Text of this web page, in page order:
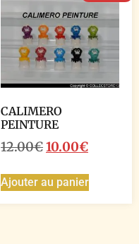
CALIMERO
PEINTURE
12.00€10.00€
Ajouter au panier